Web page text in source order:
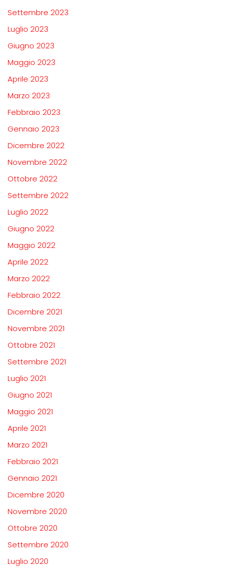
Settembre 2023
Luglio 2023
Giugno 2023
Maggio 2023
Aprile 2023
Marzo 2023
Febbraio 2023
Gennaio 2023
Dicembre 2022
Novembre 2022
Ottobre 2022
Settembre 2022
Luglio 2022
Giugno 2022
Maggio 2022
Aprile 2022
Marzo 2022
Febbraio 2022
Dicembre 2021
Novembre 2021
Ottobre 2021
Settembre 2021
Luglio 2021
Giugno 2021
Maggio 2021
Aprile 2021
Marzo 2021
Febbraio 2021
Gennaio 2021
Dicembre 2020
Novembre 2020
Ottobre 2020
Settembre 2020
Luglio 2020